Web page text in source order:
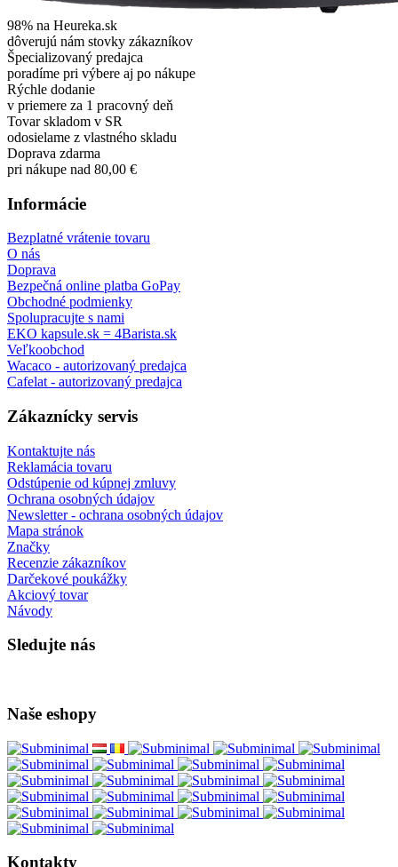
98% na Heureka.sk
dôverujú nám stovky zákazníkov
Špecializovaný predajca
poradíme pri výbere aj po nákupe
Rýchle dodanie
v priemere za 1 pracovný deň
Tovar skladom v SR
odosielame z vlastného skladu
Doprava zdarma
pri nákupe nad 80,00 €
Informácie
Bezplatné vrátenie tovaru
O nás
Doprava
Bezpečná online platba GoPay
Obchodné podmienky
Spolupracujte s nami
EKO kapsule.sk = 4Barista.sk
Veľkoobchod
Wacaco - autorizovaný predajca
Cafelat - autorizovaný predajca
Zákaznícky servis
Kontaktujte nás
Reklamácia tovaru
Odstúpenie od kúpnej zmluvy
Ochrana osobných údajov
Newsletter - ochrana osobných údajov
Mapa stránok
Značky
Recenzie zákazníkov
Darčekové poukážky
Akciový tovar
Návody
Sledujte nás
Naše eshopy
Kontakty